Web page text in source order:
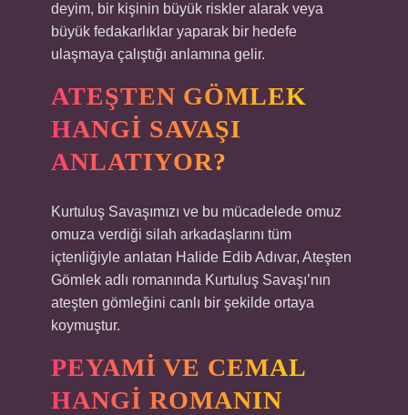
deyim, bir kişinin büyük riskler alarak veya
büyük fedakarlıklar yaparak bir hedefe
ulaşmaya çalıştığı anlamına gelir.
ATEŞTEN GÖMLEK
HANGI SAVAŞI
ANLATIYOR?
Kurtuluş Savaşımızı ve bu mücadelede omuz
omuza verdiği silah arkadaşlarını tüm
içtenliğiyle anlatan Halide Edib Adıvar, Ateşten
Gömlek adlı romanında Kurtuluş Savaşı’nın
ateşten gömleğini canlı bir şekilde ortaya
koymuştur.
PEYAMI VE CEMAL
HANGI ROMANIN